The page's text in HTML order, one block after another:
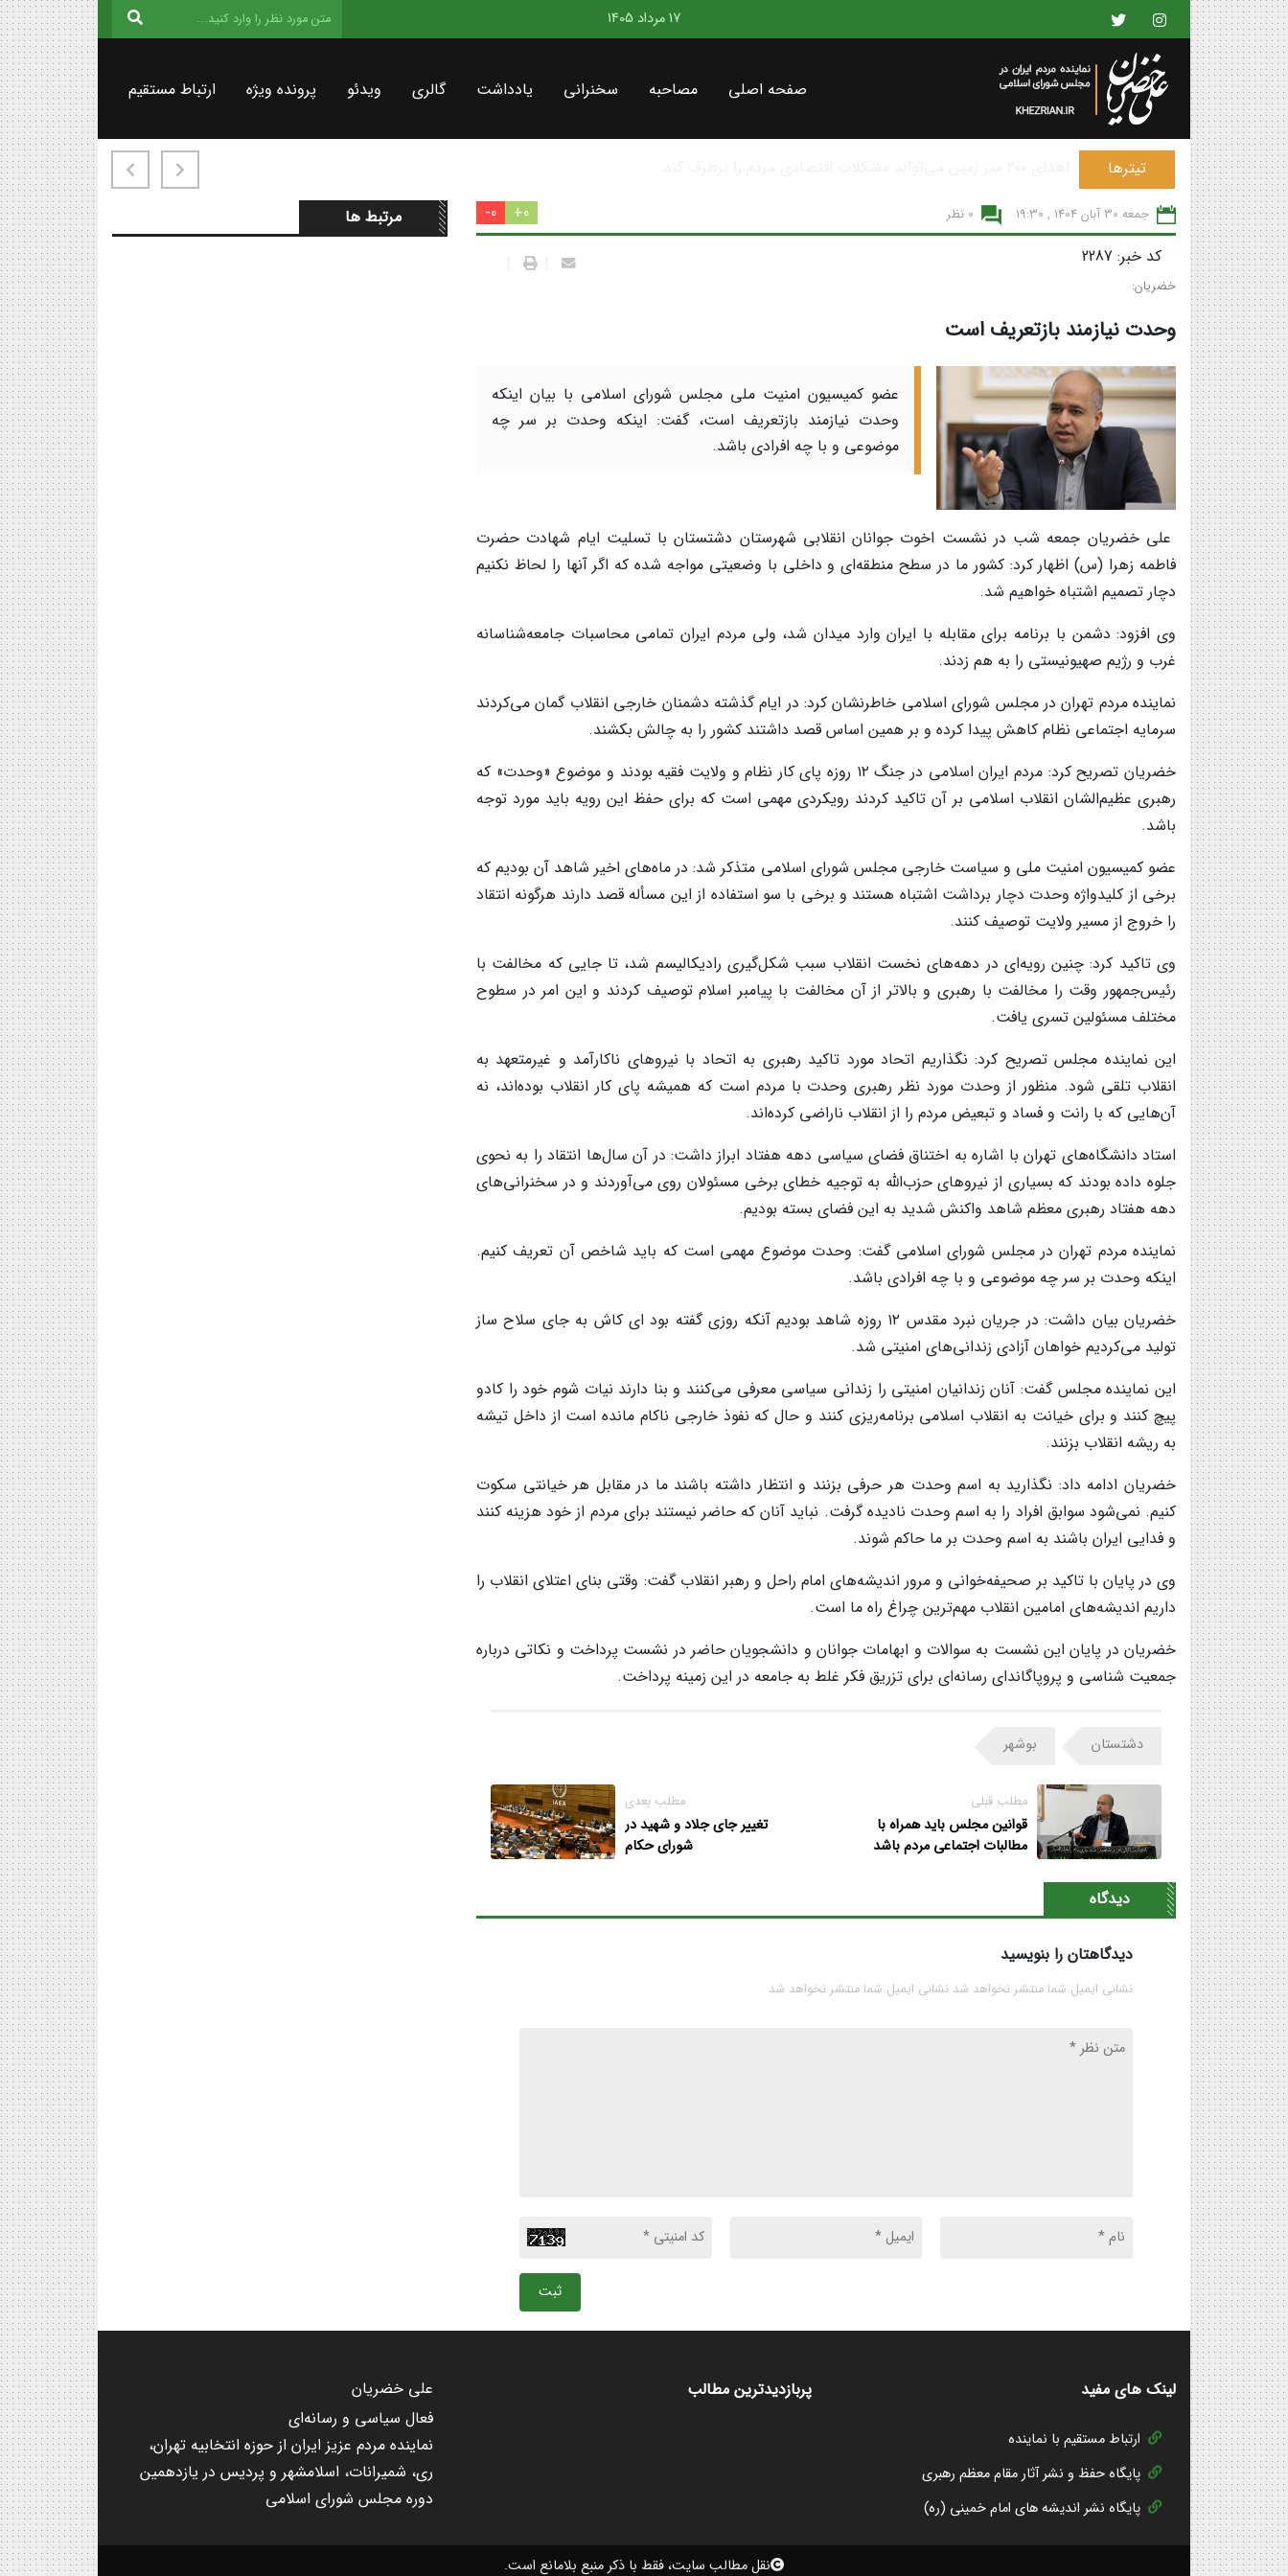
17 مرداد 1405
صفحه اصلی مصاحبه سخنرانی یادداشت گالری ویدئو پرونده ویژه ارتباط مستقیم
تیترها
جمعه 30 آبان 1404 , 19:30 0 نظر 0+
0-
کد خبر: 2287
خضریان:
وحدت نیازمند بازتعریف است
عضو کمیسیون امنیت ملی مجلس شورای اسلامی با بیان اینکه
وحدت نیازمند بازتعریف است، گفت: اینکه وحدت بر سر چه
موضوعی و با چه افرادی باشد.
علی خضریان جمعه شب در نشست اخوت جوانان انقلابی شهرستان دشتستان با تسلیت ایام شهادت حضرت
فاطمه زهرا (س) اظهار کرد: کشور ما در سطح منطقه‌ای و داخلی با وضعیتی مواجه شده که اگر آنها را لحاظ نکنیم
دچار تصمیم اشتباه خواهیم شد.
وی افزود: دشمن با برنامه برای مقابله با ایران وارد میدان شد، ولی مردم ایران تمامی محاسبات جامعه‌شناسانه
غرب و رژیم صهیونیستی را به هم زدند.
نماینده مردم تهران در مجلس شورای اسلامی خاطرنشان کرد: در ایام گذشته دشمنان خارجی انقلاب گمان می‌کردند
سرمایه اجتماعی نظام کاهش پیدا کرده و بر همین اساس قصد داشتند کشور را به چالش بکشند.
خضریان تصریح کرد: مردم ایران اسلامی در جنگ ۱۲ روزه پای کار نظام و ولایت فقیه بودند و موضوع «وحدت» که
رهبری عظیم‌الشان انقلاب اسلامی بر آن تاکید کردند رویکردی مهمی است که برای حفظ این رویه باید مورد توجه
باشد.
عضو کمیسیون امنیت ملی و سیاست خارجی مجلس شورای اسلامی متذکر شد: در ماه‌های اخیر شاهد آن بودیم که
برخی از کلیدواژه وحدت دچار برداشت اشتباه هستند و برخی با سو استفاده از این مسأله قصد دارند هرگونه انتقاد
را خروج از مسیر ولایت توصیف کنند.
وی تاکید کرد: چنین رویه‌ای در دهه‌های نخست انقلاب سبب شکل‌گیری رادیکالیسم شد، تا جایی که مخالفت با
رئیس‌جمهور وقت را مخالفت با رهبری و بالاتر از آن مخالفت با پیامبر اسلام توصیف کردند و این امر در سطوح
مختلف مسئولین تسری یافت.
این نماینده مجلس تصریح کرد: نگذاریم اتحاد مورد تاکید رهبری به اتحاد با نیروهای ناکارآمد و غیرمتعهد به
انقلاب تلقی شود. منظور از وحدت مورد نظر رهبری وحدت با مردم است که همیشه پای کار انقلاب بوده‌اند، نه
آن‌هایی که با رانت و فساد و تبعیض مردم را از انقلاب ناراضی کرده‌اند.
استاد دانشگاه‌های تهران با اشاره به اختناق فضای سیاسی دهه هفتاد ابراز داشت: در آن سال‌ها انتقاد را به نحوی
جلوه داده بودند که بسیاری از نیروهای حزب‌الله به توجیه خطای برخی مسئولان روی می‌آوردند و در سخنرانی‌های
دهه هفتاد رهبری معظم شاهد واکنش شدید به این فضای بسته بودیم.
نماینده مردم تهران در مجلس شورای اسلامی گفت: وحدت موضوع مهمی است که باید شاخص آن تعریف کنیم.
اینکه وحدت بر سر چه موضوعی و با چه افرادی باشد.
خضریان بیان داشت: در جریان نبرد مقدس ۱۲ روزه شاهد بودیم آنکه روزی گفته بود ای کاش به جای سلاح ساز
تولید می‌کردیم خواهان آزادی زندانی‌های امنیتی شد.
این نماینده مجلس گفت: آنان زندانیان امنیتی را زندانی سیاسی معرفی می‌کنند و بنا دارند نیات شوم خود را کادو
پیچ کنند و برای خیانت به انقلاب اسلامی برنامه‌ریزی کنند و حال که نفوذ خارجی ناکام مانده است از داخل تیشه
به ریشه انقلاب بزنند.
خضریان ادامه داد: نگذارید به اسم وحدت هر حرفی بزنند و انتظار داشته باشند ما در مقابل هر خیانتی سکوت
کنیم. نمی‌شود سوابق افراد را به اسم وحدت نادیده گرفت. نباید آنان که حاضر نیستند برای مردم از خود هزینه کنند
و فدایی ایران باشند به اسم وحدت بر ما حاکم شوند.
وی در پایان با تاکید بر صحیفه‌خوانی و مرور اندیشه‌های امام راحل و رهبر انقلاب گفت: وقتی بنای اعتلای انقلاب را
داریم اندیشه‌های امامین انقلاب مهم‌ترین چراغ راه ما است.
خضریان در پایان این نشست به سوالات و ابهامات جوانان و دانشجویان حاضر در نشست پرداخت و نکاتی درباره
جمعیت شناسی و پروپاگاندای رسانه‌ای برای تزریق فکر غلط به جامعه در این زمینه پرداخت.
دشتستان بوشهر
مطلب قبلی
قوانین مجلس باید همراه با
مطالبات اجتماعی مردم باشد
مطلب بعدی
تغییر جای جلاد و شهید در
شورای حکام
دیدگاه
دیدگاهتان را بنویسید
نشانی ایمیل شما منتشر نخواهد شد نشانی ایمیل شما منتشر نخواهد شد
ثبت
مرتبط ها
لینک های مفید
ارتباط مستقیم با نماینده
پایگاه حفظ و نشر آثار مقام معظم رهبری
پایگاه نشر اندیشه های امام خمینی (ره)
پربازدیدترین مطالب
علی خضریان
فعال سیاسی و رسانه‌ای
نماینده مردم عزیز ایران از حوزه انتخابیه تهران،
ری، شمیرانات، اسلامشهر و پردیس در یازدهمین
دوره مجلس شورای اسلامی
نقل مطالب سایت، فقط با ذکر منبع بلامانع است.